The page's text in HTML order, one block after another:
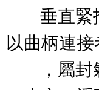
垂直緊抵
以曲柄連接
，屬封氣